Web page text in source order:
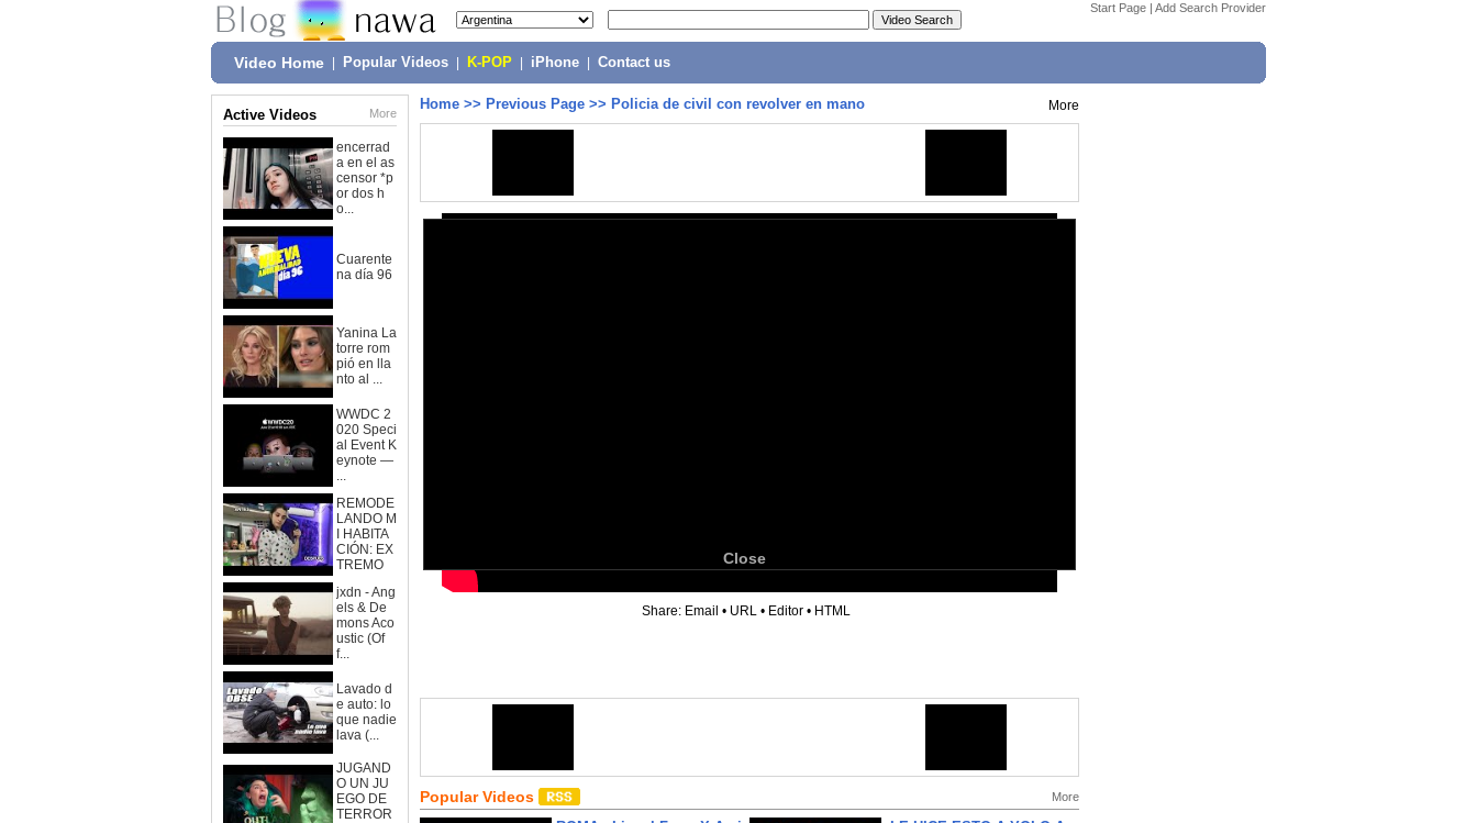
Start Page | Add Search Provider
Video Home Popular Videos K-POP iPhone Contact us
Active Videos More
encerrad
a en el as
censor *p
or dos h
o...
Cuarente
na día 96
Yanina La
torre rom
pió en lla
nto al ...
WWDC 2
020 Speci
al Event K
eynote —
...
REMODE
LANDO M
I HABITA
CIÓN: EX
TREMO
jxdn - Ang
els & De
mons Aco
ustic (Of
f...
Lavado d
e auto: lo
que nadie
lava (...
JUGAND
O UN JU
EGO DE
TERROR
Home >> Previous Page >> Policia de civil con revolver en mano More
Close
Share: Email • URL • Editor • HTML
Popular Videos More